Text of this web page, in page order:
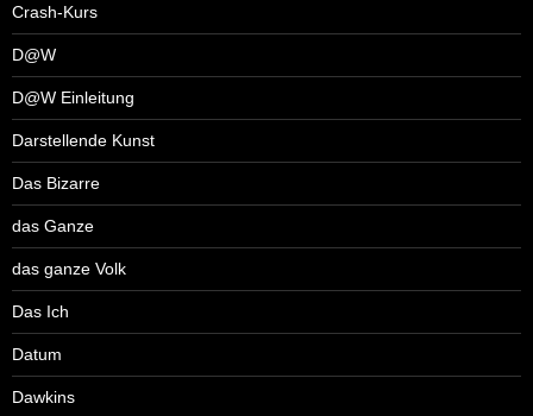
Crash-Kurs
D@W
D@W Einleitung
Darstellende Kunst
Das Bizarre
das Ganze
das ganze Volk
Das Ich
Datum
Dawkins